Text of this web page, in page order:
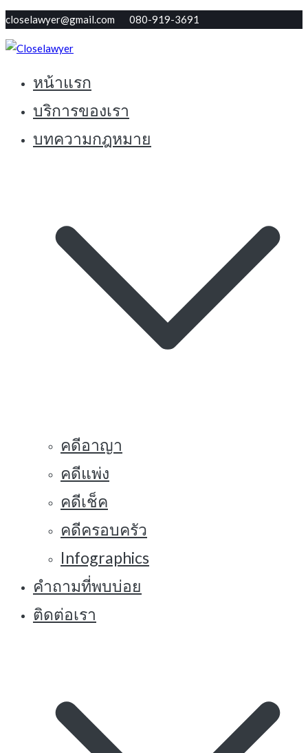
Skip
to
content
closelawyer@gmail.com 080-919-3691
Closelawyer
ทนายใกล้ตัว รับปรึกษากฏหมายฟรี
หน้าแรก
บริการของเรา
บทความกฎหมาย
คดีอาญา
คดีแพ่ง
คดีเช็ค
คดีครอบครัว
Infographics
คำถามที่พบบ่อย
ติดต่อเรา